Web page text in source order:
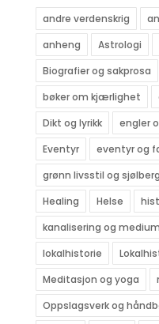
andre verdenskrig
anheng
Astrologi
Biografier og sakprosa
bøker om kjærlighet
Dikt og lyrikk
engler
Eventyr
eventyr og
grønn livsstil og
Healing
Helse
kanalisering og medium
lokalhistorie
Meditasjon og yoga
Oppslagsverk og